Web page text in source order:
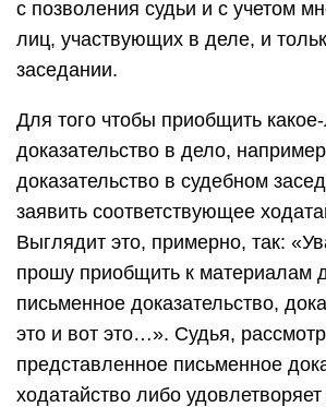
с позволения судьи и с учетом
лиц, участвующих в деле, и
заседании.
Для того чтобы приобщить
доказательство в дело,
доказательство в судебном
заявить соответствующее
Выглядит это, примерно, так:
прошу приобщить к материалам
письменное доказательство,
это и вот это…». Судья,
представленное письменное
ходатайство либо